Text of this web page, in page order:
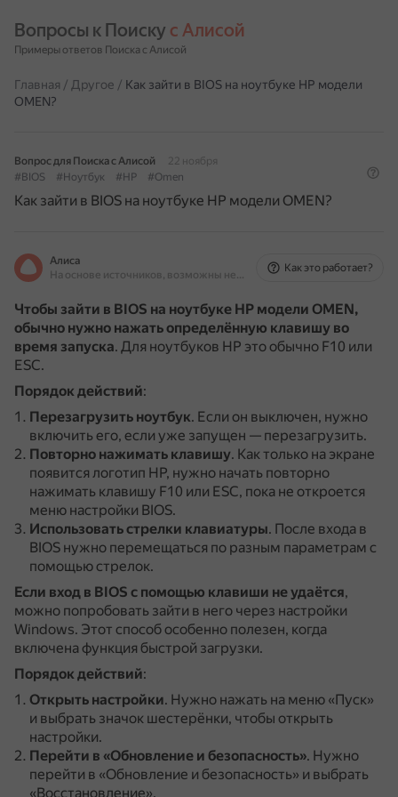
Вопросы к Поиску с Алисой
Примеры ответов Поиска с Алисой
Главная / Другое / Как зайти в BIOS на ноутбуке HP модели
OMEN?
Вопрос для Поиска с Алисой
22 ноября
#BIOS
#Ноутбук #HP #Omen
Как зайти в BIOS на ноутбуке HP модели OMEN?
Алиса
На основе источников, возможны неточности
Как это работает?
Чтобы зайти в BIOS на ноутбуке HP модели OMEN,
обычно нужно нажать определённую клавишу во
время запуска. Для ноутбуков HP это обычно F10 или
ESC.
Порядок действий:
Перезагрузить ноутбук. Если он выключен, нужно
включить его, если уже запущен — перезагрузить.
Повторно нажимать клавишу. Как только на экране
появится логотип HP, нужно начать повторно
нажимать клавишу F10 или ESC, пока не откроется
меню настройки BIOS.
Использовать стрелки клавиатуры. После входа в
BIOS нужно перемещаться по разным параметрам с
помощью стрелок.
Если вход в BIOS с помощью клавиши не удаётся,
можно попробовать зайти в него через настройки
Windows. Этот способ особенно полезен, когда
включена функция быстрой загрузки.
Порядок действий:
Открыть настройки. Нужно нажать на меню «Пуск»
и выбрать значок шестерёнки, чтобы открыть
настройки.
Перейти в «Обновление и безопасность». Нужно
перейти в «Обновление и безопасность» и выбрать
«Восстановление».